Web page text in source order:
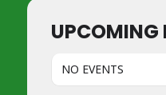
UPCOMING
NO EVENTS